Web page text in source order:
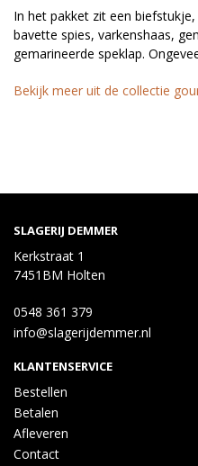
In het pakket zit een
bavette spies, varkenshaas,
gemarineerde speklap.
Bekijk meer uit de collectie
SLAGERIJ DEMMER
Kerkstraat 1
7451BM Holten
0548 361 379
info@slagerijdemmer.nl
KLANTENSERVICE
Bestellen
Betalen
Afleveren
Contact